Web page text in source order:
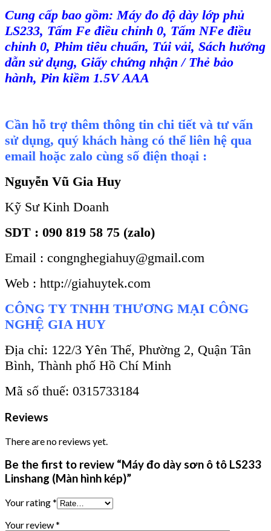
Cung cấp bao gồm:Máy đo độ dày lớp phủ
LS233, Tấm Fe điều chỉnh 0, Tấm NFe điều
chỉnh 0, Phim tiêu chuẩn, Túi vải, Sách hướng
dẫn sử dụng, Giấy chứng nhận / Thẻ bảo
hành, Pin kiềm 1.5V AAA
Cần hỗ trợ thêm thông tin chi tiết và tư vấn
sử dụng, quý khách hàng có thể liên hệ qua
email hoặc zalo cùng số điện thoại :
Nguyễn Vũ Gia Huy
Kỹ Sư Kinh Doanh
SDT : 090 819 58 75 (zalo)
Email : congnghegiahuy@gmail.com
Web : http://giahuytek.com
CÔNG TY TNHH THƯƠNG MẠI CÔNG
NGHỆ GIA HUY
Địa chỉ: 122/3 Yên Thế, Phường 2, Quận Tân
Bình, Thành phố Hồ Chí Minh
Mã số thuế: 0315733184
Reviews
There are no reviews yet.
Be the first to review “Máy đo dày sơn ô tô LS233
Linshang (Màn hình kép)”
Your rating*
Your review*